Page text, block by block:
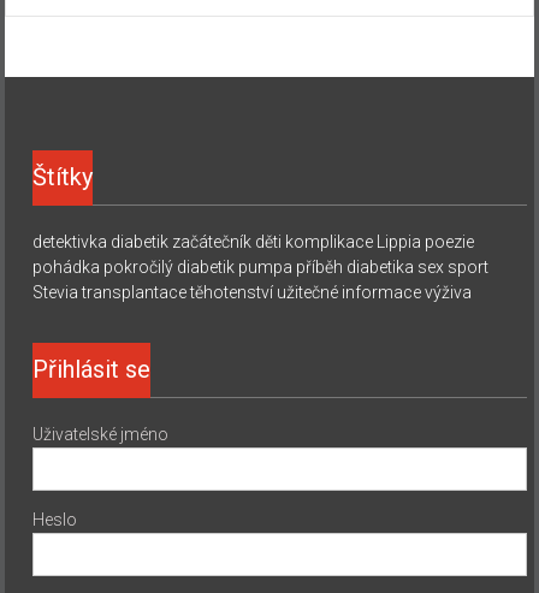
Štítky
detektivka diabetik začátečník děti komplikace Lippia poezie
pohádka pokročilý diabetik pumpa příběh diabetika sex sport
Stevia transplantace těhotenství užitečné informace výživa
Přihlásit se
Uživatelské jméno
Heslo